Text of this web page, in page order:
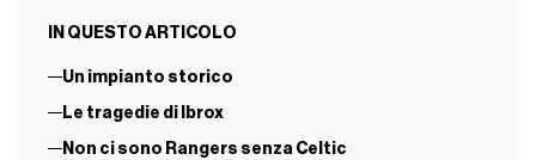
IN QUESTO ARTICOLO
Un impianto storico
Le tragedie di Ibrox
Non ci sono Rangers senza Celtic